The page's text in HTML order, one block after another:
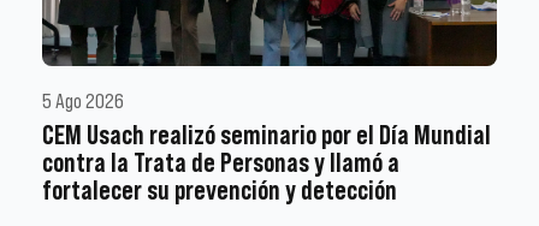
5 Ago 2026
CEM Usach realizó seminario por el Día Mundial
contra la Trata de Personas y llamó a
fortalecer su prevención y detección